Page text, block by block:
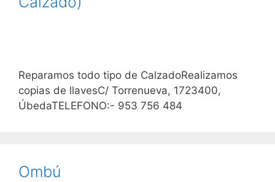
Reparamos todo tipo de CalzadoRealizamos
copias de llavesC/ Torrenueva, 1723400,
ÚbedaTELEFONO:- 953 756 484
Ombú